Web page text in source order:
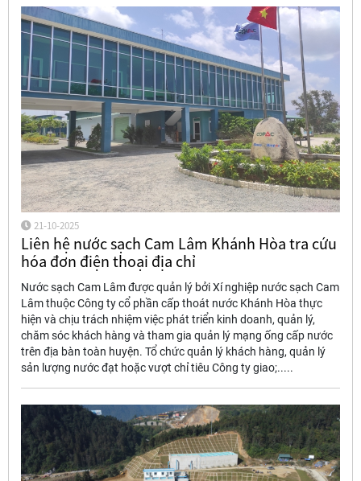
21-10-2025
Liên hệ nước sạch Cam Lâm Khánh Hòa tra cứu
hóa đơn điện thoại địa chỉ
Nước sạch Cam Lâm được quản lý bởi Xí nghiệp nước sạch Cam
Lâm thuộc Công ty cổ phần cấp thoát nước Khánh Hòa thực
hiện và chịu trách nhiệm việc phát triển kinh doanh, quản lý,
chăm sóc khách hàng và tham gia quản lý mạng ống cấp nước
trên địa bàn toàn huyện. Tổ chức quản lý khách hàng, quản lý
sản lượng nước đạt hoặc vượt chỉ tiêu Công ty giao;.....